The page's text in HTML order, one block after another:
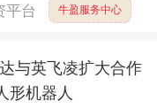
平台 牛盈服务中心
与英飞凌扩大合作
形机器人